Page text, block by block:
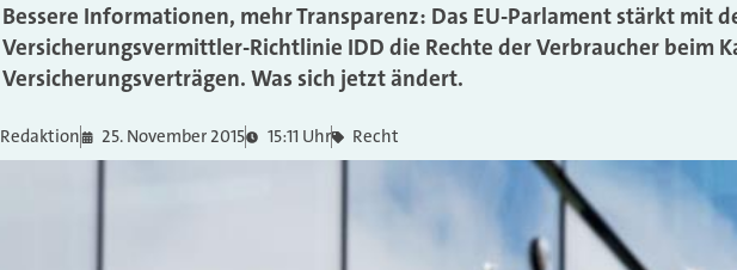
Bessere Informationen, mehr Transparenz: Das EU-Parlament stärkt mit
Versicherungsvermittler-Richtlinie IDD die Rechte der Verbraucher beim
Versicherungsverträgen. Was sich jetzt ändert.
Redaktion 25. November 2015 15:11 Uhr Recht